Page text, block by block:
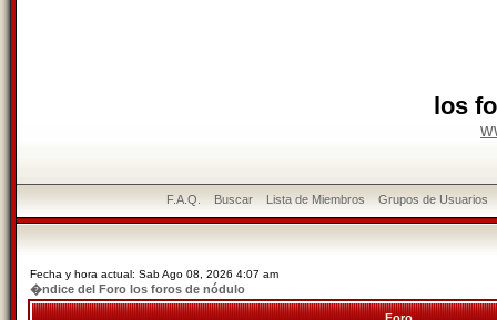
los
F.A.Q. Buscar Lista de Miembros Grupos de Usuarios
Fecha y hora actual: Sab Ago 08, 2026 4:07 am
�ndice del Foro los foros de nódulo